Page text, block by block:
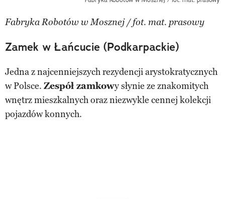
Fabryka Robotów w Mosznej / fot. mat. prasowy
Zamek w Łańcucie (Podkarpackie)
Jedna z najcenniejszych rezydencji arystokratycznych
w Polsce. Zespół zamkowy słynie ze znakomitych
wnętrz mieszkalnych oraz niezwykle cennej kolekcji
pojazdów konnych.